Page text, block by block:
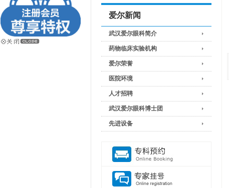
爱尔新闻
武汉爱尔眼科简介
药物临床实验机构
爱尔荣誉
医院环境
人才招聘
武汉爱尔眼科博士团
先进设备